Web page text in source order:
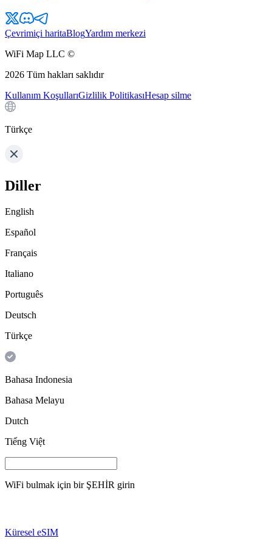
Çevrimiçi haritaBlogYardım merkezi
WiFi Map LLC ©
2026 Tüm hakları saklıdır
Kullanım KoşullarıGizlilik PolitikasıHesap silme
Türkçe
Diller
English
Español
Français
Italiano
Português
Deutsch
Türkçe
Bahasa Indonesia
Bahasa Melayu
Dutch
Tiếng Việt
WiFi bulmak için bir ŞEHİR girin
Küresel eSIM